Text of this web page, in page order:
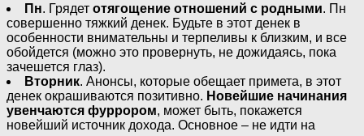
Пн. Грядет отягощение отношений с родными. Пн
совершенно тяжкий денек. Будьте в этот денек в
особенности внимательны и терпеливы к близким, и все
обойдется (можно это провернуть, не дожидаясь, пока
зачешется глаз).
Вторник. Анонсы, которые обещает примета, в этот
денек окрашиваются позитивно. Новейшие начинания
увенчаются фуррором, может быть, покажется
новейший источник дохода. Основное – не идти на